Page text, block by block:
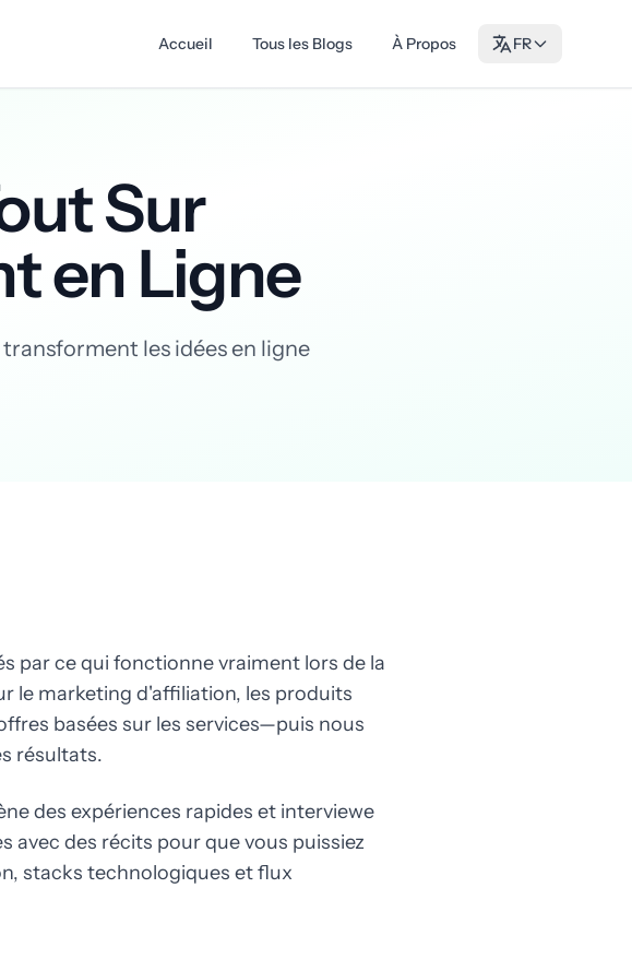
Accueil Tous les Blogs À Propos FR
Sur
en Ligne
les idées en ligne
par ce qui fonctionne vraiment lors de la
le marketing d'affiliation, les produits
basées sur les services—puis nous
résultats.
des expériences rapides et interviewe
avec des récits pour que vous puissiez
stacks technologiques et flux